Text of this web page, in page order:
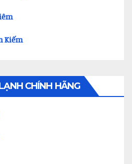
Kiếm
CHÍNH HÃNG